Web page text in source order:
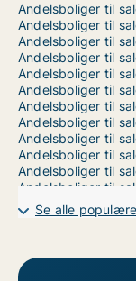
Andelsboliger til
Andelsboliger til
Andelsboliger til
Andelsboliger til
Andelsboliger til
Andelsboliger til
Andelsboliger til
Andelsboliger til
Andelsboliger til
Andelsboliger til
Andelsboliger til
Andelsboliger til
Andelsboliger til
Se alle